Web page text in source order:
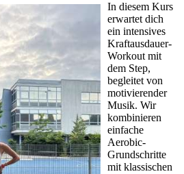
In diesem Kurs
erwartet dich
ein intensives
Kraftausdauer-
Workout mit
dem Step,
begleitet von
motivierender
Musik. Wir
kombinieren
einfache
Aerobic-
Grundschritte
mit klassischen